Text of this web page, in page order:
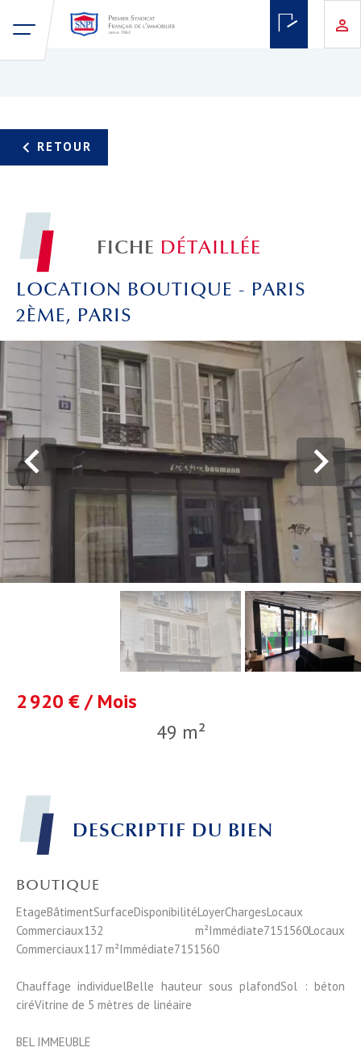
FICHE DÉTAILLÉE
LOCATION BOUTIQUE - PARIS
2ÈME, PARIS
49 m²
2 920 € / Mois
DESCRIPTIF DU BIEN
BOUTIQUE
EtageBâtimentSurfaceDisponibilitéLoyerChargesLocaux
Commerciaux132 m²Immédiate7151560Locaux
Commerciaux117 m²Immédiate7151560
Chauffage individuelBelle hauteur sous plafondSol : béton
ciréVitrine de 5 mètres de linéaire
BEL IMMEUBLE